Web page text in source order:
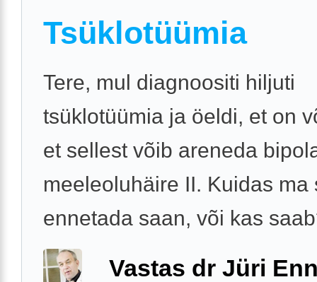
Tsüklotüümia
Tere, mul diagnoositi hiljuti
tsüklotüümia ja öeldi, et on
et sellest võib areneda
meeleoluhäire II. Kuidas ma
ennetada saan, või kas
Vastas dr Jüri